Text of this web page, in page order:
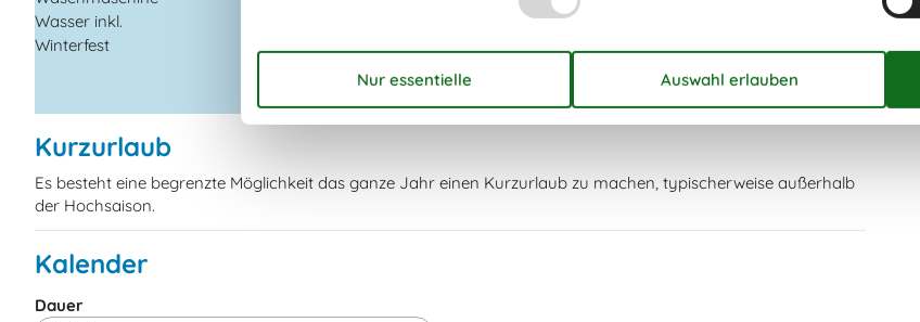
Wasser inkl.
Winterfest
3 km
Nächstes Restaurant
7 km
Kurzurlaub
Es besteht eine begrenzte Möglichkeit das ganze Jahr einen Kurzurlaub zu machen, typischerweise außerhalb
der Hochsaison.
Kalender
Dauer